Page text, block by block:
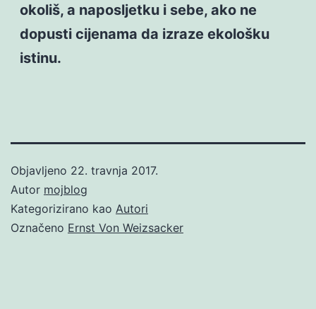
okoliš, a naposljetku i sebe, ako ne
dopusti cijenama da izraze ekološku
istinu.
Objavljeno 22. travnja 2017.
Autor mojblog
Kategorizirano kao Autori
Označeno Ernst Von Weizsacker